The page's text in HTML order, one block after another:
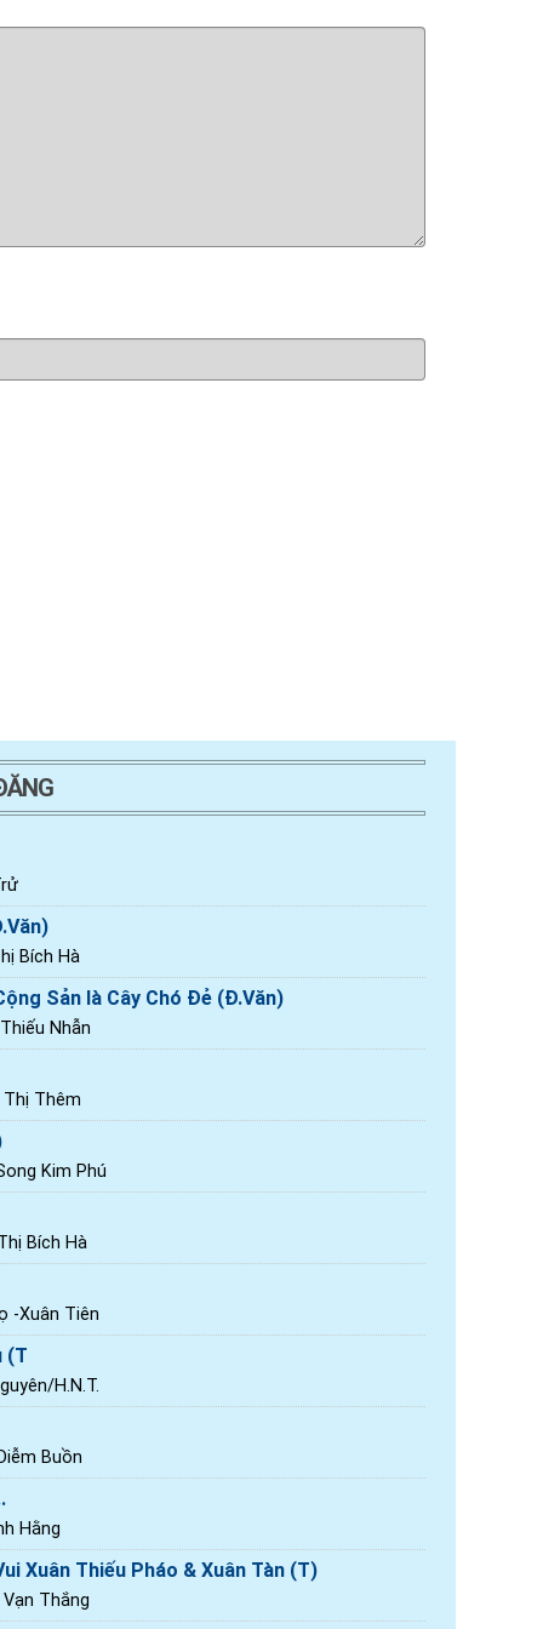
Bích Hà
Sản là Cây Chó Đẻ (Đ.Văn)
Nhẫn
Thị Thêm
Kim Phú
Bích Hà
-Xuân Tiên
(T
H.N.T.
Buồn
Hằng
Xuân Thiếu Pháo & Xuân Tàn (T)
Thắng